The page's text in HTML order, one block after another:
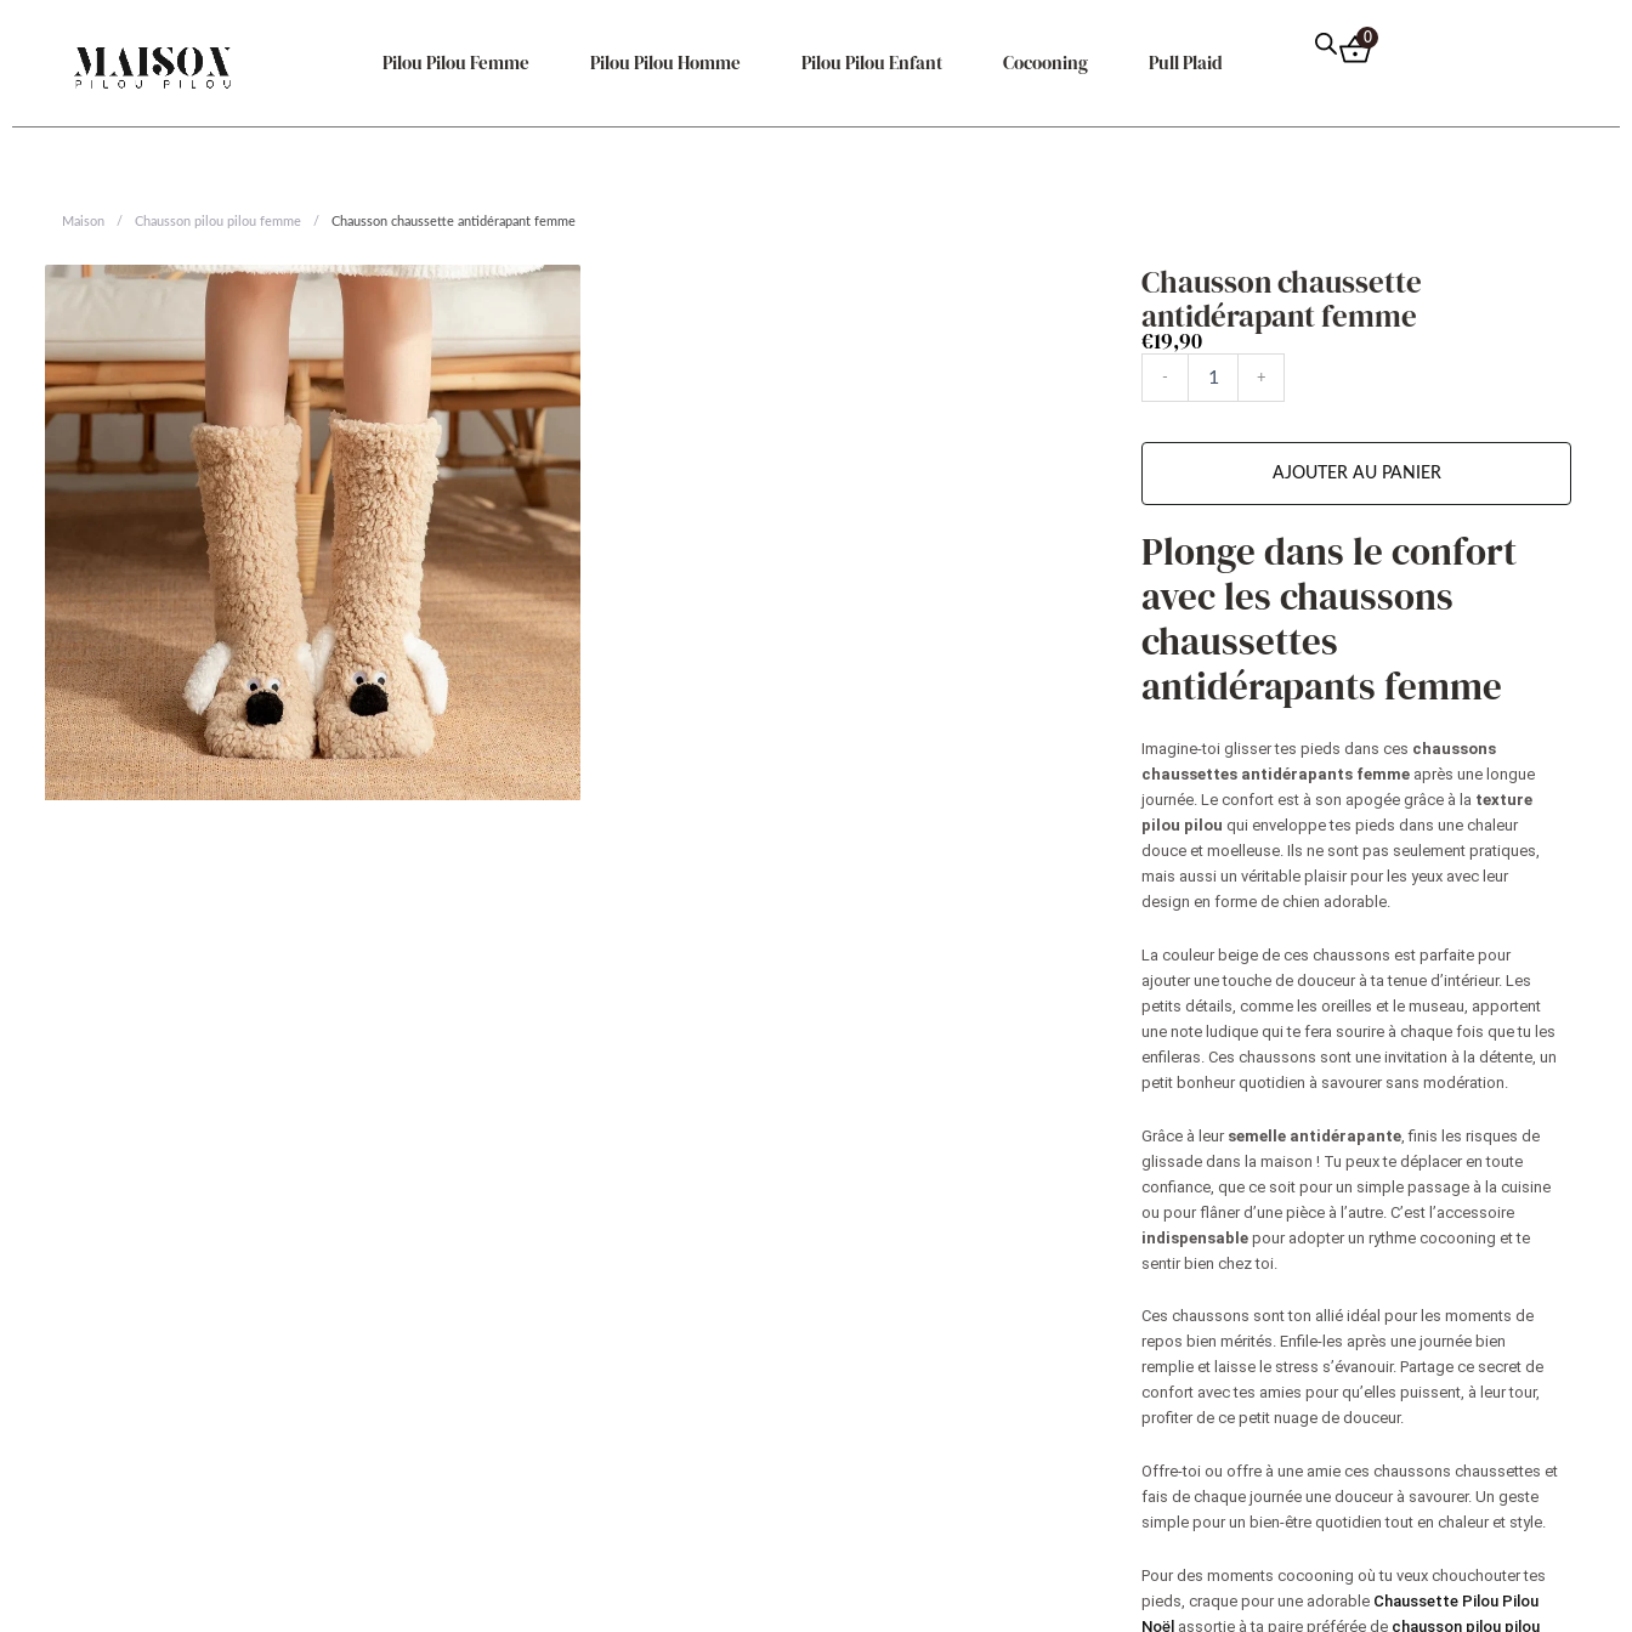
Pilou Pilou Femme Pilou Pilou Homme Pilou Pilou Enfant Cocooning Pull Plaid
0
Maison / Chausson pilou pilou femme / Chausson chaussette antidérapant femme
Chausson chaussette
antidérapant femme
€19,90
- +
AJOUTER AU PANIER
Plonge dans le confort
avec les chaussons
chaussettes
antidérapants femme
Imagine-toi glisser tes pieds dans ces chaussons
chaussettes antidérapants femme après une longue
journée. Le confort est à son apogée grâce à la texture
pilou pilou qui enveloppe tes pieds dans une chaleur
douce et moelleuse. Ils ne sont pas seulement pratiques,
mais aussi un véritable plaisir pour les yeux avec leur
design en forme de chien adorable.
La couleur beige de ces chaussons est parfaite pour
ajouter une touche de douceur à ta tenue d’intérieur. Les
petits détails, comme les oreilles et le museau, apportent
une note ludique qui te fera sourire à chaque fois que tu les
enfileras. Ces chaussons sont une invitation à la détente, un
petit bonheur quotidien à savourer sans modération.
Grâce à leur semelle antidérapante , finis les risques de
glissade dans la maison ! Tu peux te déplacer en toute
confiance, que ce soit pour un simple passage à la cuisine
ou pour flâner d’une pièce à l’autre. C’est l’accessoire
indispensable pour adopter un rythme cocooning et te
sentir bien chez toi.
Ces chaussons sont ton allié idéal pour les moments de
repos bien mérités. Enfile-les après une journée bien
remplie et laisse le stress s’évanouir. Partage ce secret de
confort avec tes amies pour qu’elles puissent, à leur tour,
profiter de ce petit nuage de douceur.
Offre-toi ou offre à une amie ces chaussons chaussettes et
fais de chaque journée une douceur à savourer. Un geste
simple pour un bien-être quotidien tout en chaleur et style.
Pour des moments cocooning où tu veux chouchouter tes
pieds, craque pour une adorable Chaussette Pilou Pilou
Noël assortie à ta paire préférée de chausson pilou pilou